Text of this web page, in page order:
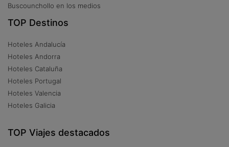
Buscounchollo en los medios
TOP Destinos
Hoteles Andalucía
Hoteles Andorra
Hoteles Cataluña
Hoteles Portugal
Hoteles Valencia
Hoteles Galicia
TOP Viajes destacados